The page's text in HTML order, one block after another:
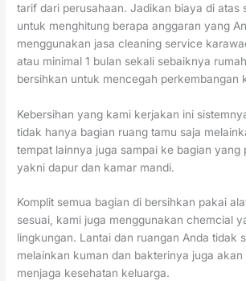
tarif dari perusahaan. Jadikan biaya di atas
untuk menghitung berapa anggaran yang
menggunakan jasa cleaning service
atau minimal 1 bulan sekali sebaiknya
bersihkan untuk mencegah perkembangan
Kebersihan yang kami kerjakan ini
tidak hanya bagian ruang tamu saja
tempat lainnya juga sampai ke bagian yang
yakni dapur dan kamar mandi.
Komplit semua bagian di bersihkan pakai
sesuai, kami juga menggunakan chemcial
lingkungan. Lantai dan ruangan Anda tidak
melainkan kuman dan bakterinya juga
menjaga kesehatan keluarga.